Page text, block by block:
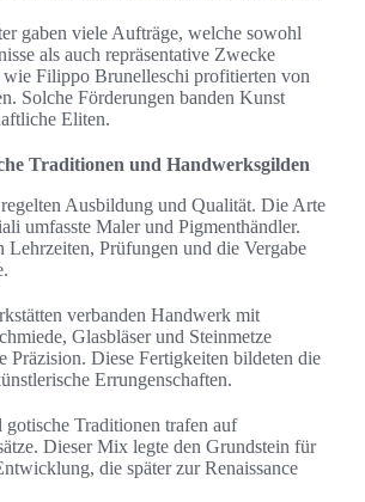
gaben viele Aufträge, welche sowohl
als auch repräsentative Zwecke
Filippo Brunelleschi profitierten von
Solche Förderungen banden Kunst
Eliten.
Traditionen und Handwerksgilden
Ausbildung und Qualität. Die Arte
umfasste Maler und Pigmenthändler.
Lehrzeiten, Prüfungen und die Vergabe
verbanden Handwerk mit
Glasbläser und Steinmetze
Präzision. Diese Fertigkeiten bildeten die
Errungenschaften.
Traditionen trafen auf
Dieser Mix legte den Grundstein für
die später zur Renaissance